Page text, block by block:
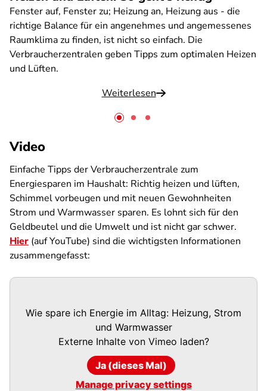
Fenster auf, Fenster zu; Heizung an, Heizung aus - die
richtige Balance für ein angenehmes und angemessenes
Raumklima zu finden, ist nicht so einfach. Die
Verbraucherzentralen geben Tipps zum optimalen Heizen
und Lüften.
Weiterlesen
Video
Einfache Tipps der Verbraucherzentrale zum
Energiesparen im Haushalt: Richtig heizen und lüften,
Schimmel vorbeugen und mit neuen Gewohnheiten
Strom und Warmwasser sparen. Es lohnt sich für den
Geldbeutel und die Umwelt und ist nicht gar schwer.
Hier (auf YouTube) sind die wichtigsten Informationen
zusammengefasst:
Wie spare ich Energie im Alltag: Heizung, Strom
und Warmwasser
Externe Inhalte von Vimeo laden?
Ja (dieses Mal)
Manage privacy settings